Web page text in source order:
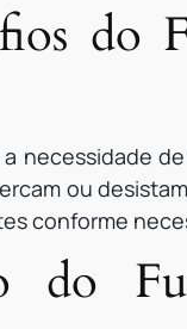
necessidade
ou
conforme
do